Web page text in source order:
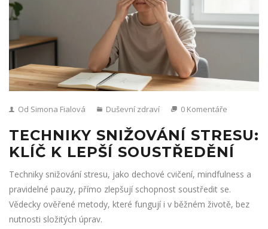
Od Simona Fialová Duševní zdraví 0 Komentáře
TECHNIKY SNIŽOVÁNÍ STRESU:
KLÍČ K LEPŠÍ SOUSTŘEDĚNÍ
Techniky snižování stresu, jako dechové cvičení, mindfulness a
pravidelné pauzy, přímo zlepšují schopnost soustředit se.
Vědecky ověřené metody, které fungují i v běžném životě, bez
nutnosti složitých úprav.